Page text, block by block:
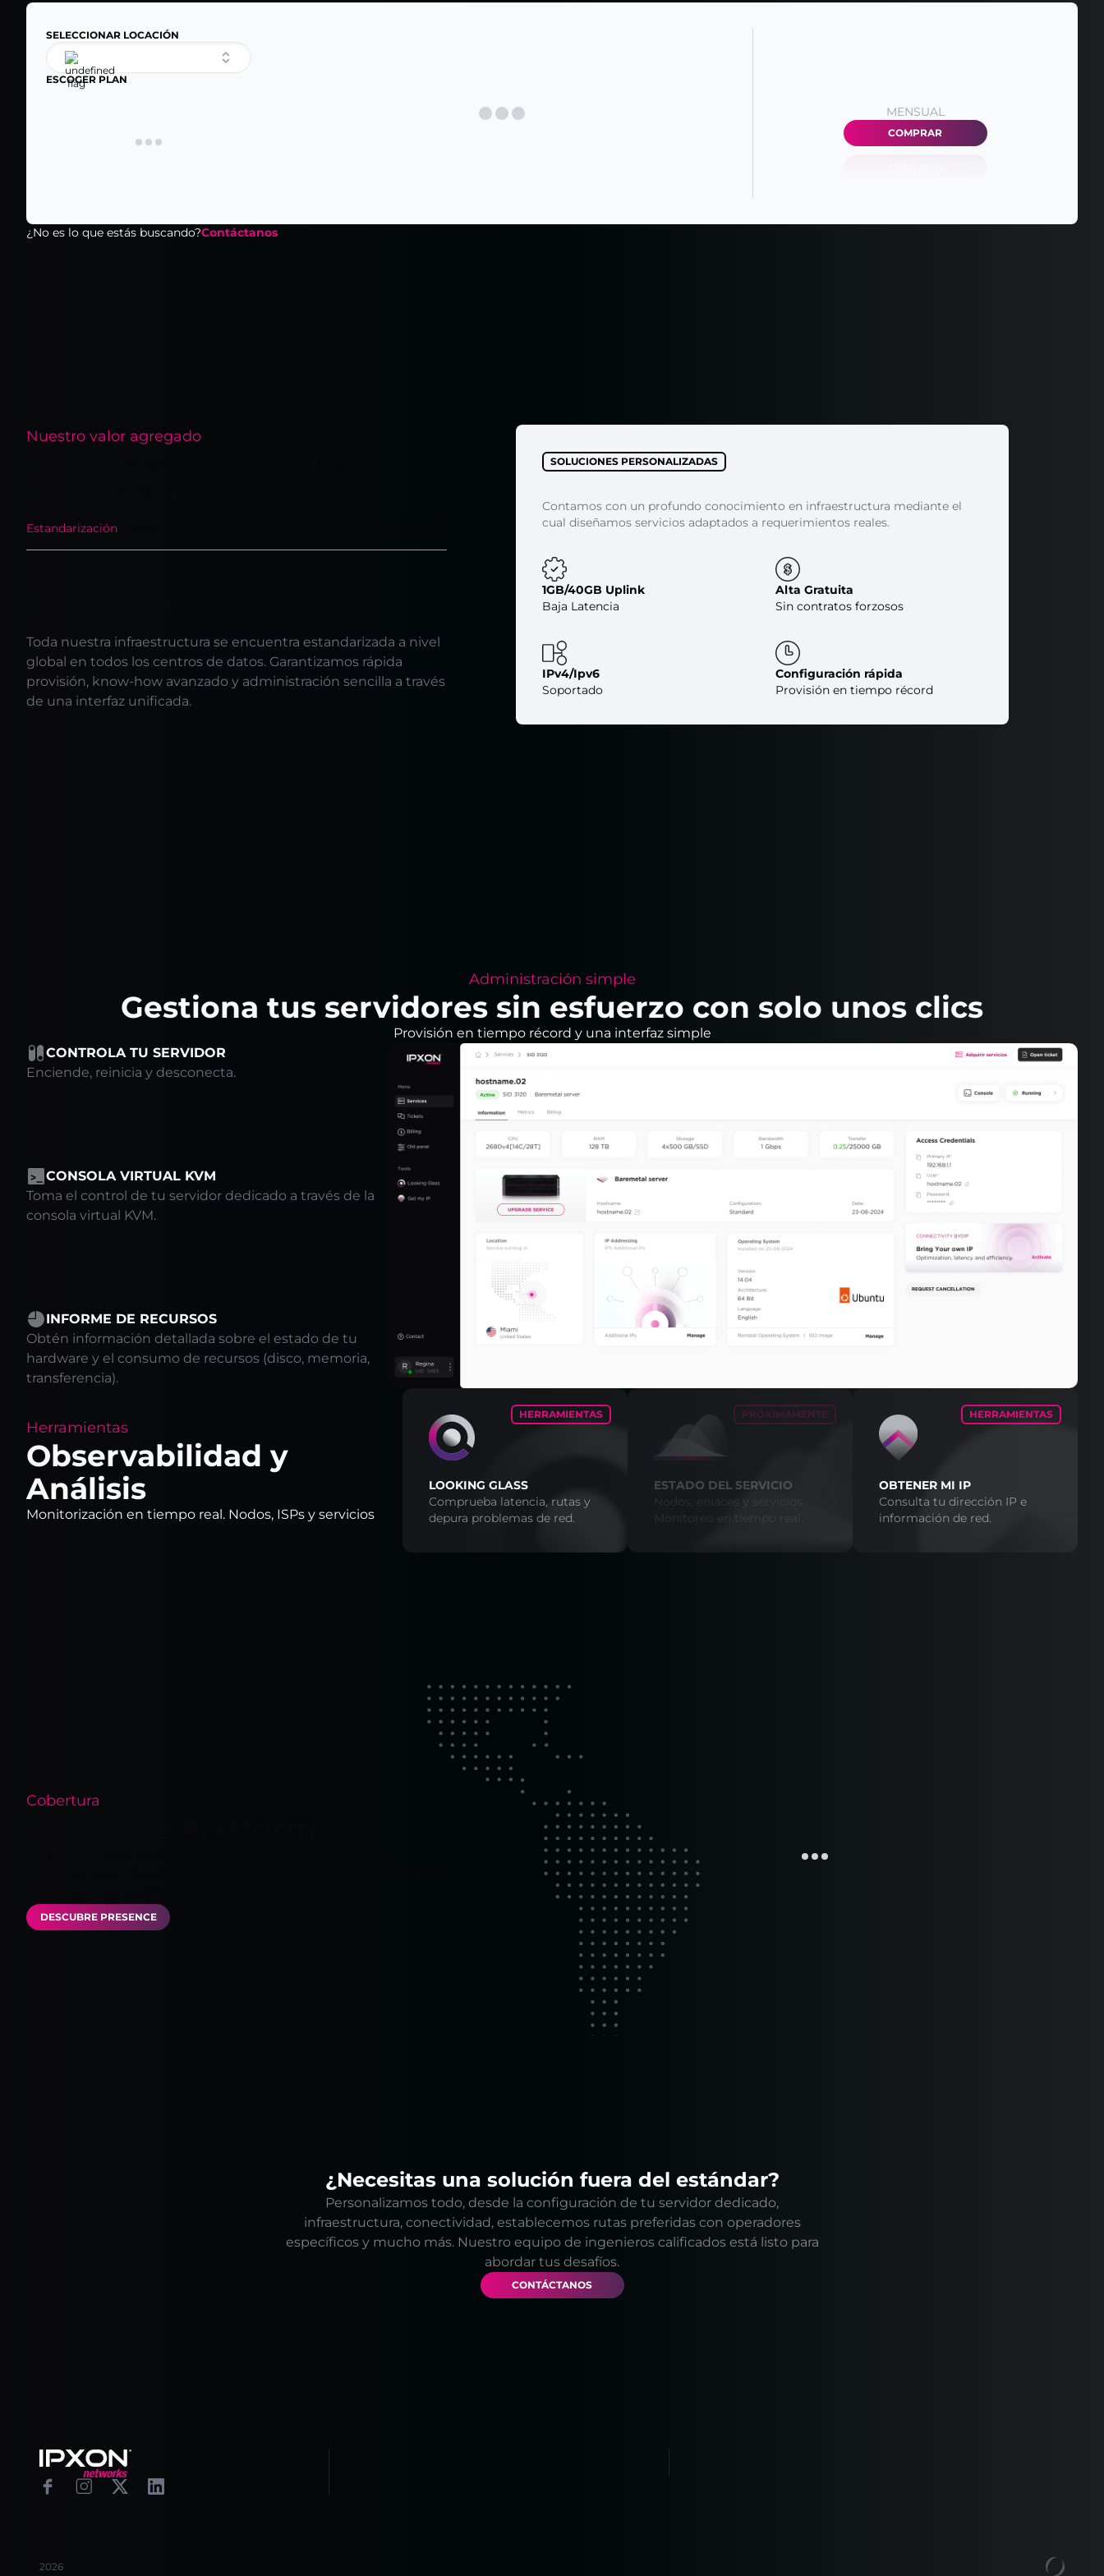
SELECCIONAR LOCACIÓN
ESCOGER PLAN
MENSUAL
COMPRAR
¿No es lo que estás buscando?Contáctanos
Nuestro valor agregado
Estandarización
Toda nuestra infraestructura se encuentra estandarizada a nivel
global en todos los centros de datos. Garantizamos rápida
provisión, know-how avanzado y administración sencilla a través
de una interfaz unificada.
SOLUCIONES PERSONALIZADAS
Contamos con un profundo conocimiento en infraestructura mediante el
cual diseñamos servicios adaptados a requerimientos reales.
1GB/40GB Uplink
Baja Latencia
Alta Gratuita
Sin contratos forzosos
IPv4/Ipv6
Soportado
Configuración rápida
Provisión en tiempo récord
Administración simple
Gestiona tus servidores sin esfuerzo con solo unos clics
Provisión en tiempo récord y una interfaz simple
CONTROLA TU SERVIDOR
Enciende, reinicia y desconecta.
CONSOLA VIRTUAL KVM
Toma el control de tu servidor dedicado a través de la
consola virtual KVM.
INFORME DE RECURSOS
Obtén información detallada sobre el estado de tu
hardware y el consumo de recursos (disco, memoria,
transferencia).
Herramientas
Observabilidad y
Análisis
Monitorización en tiempo real. Nodos, ISPs y servicios
HERRAMIENTAS
LOOKING GLASS
Comprueba latencia, rutas y
depura problemas de red.
PRÓXIMAMENTE
ESTADO DEL SERVICIO
Nodos, enlaces y servicios.
Monitoreo en tiempo real.
HERRAMIENTAS
OBTENER MI IP
Consulta tu dirección IP e
información de red.
Cobertura
DESCUBRE PRESENCE
¿Necesitas una solución fuera del estándar?
Personalizamos todo, desde la configuración de tu servidor dedicado,
infraestructura, conectividad, establecemos rutas preferidas con operadores
específicos y mucho más. Nuestro equipo de ingenieros calificados está listo para
abordar tus desafíos.
CONTÁCTANOS
Footer
FacebookInstagram
X Linkedin
2026